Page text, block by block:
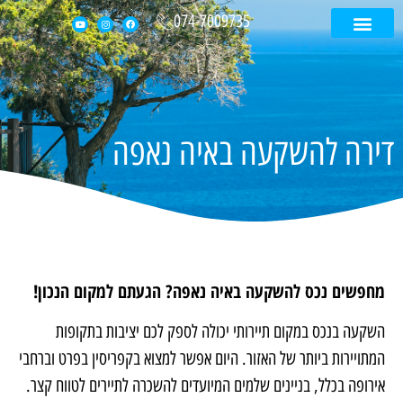
074-7009735
דירה להשקעה באיה נאפה
מחפשים נכס להשקעה באיה נאפה? הגעתם למקום הנכון!
השקעה בנכס במקום תיירותי יכולה לספק לכם יציבות בתקופות
המתויירות ביותר של האזור. היום אפשר למצוא בקפריסין בפרט וברחבי
אירופה בכלל, בניינים שלמים המיועדים להשכרה לתיירים לטווח קצר.